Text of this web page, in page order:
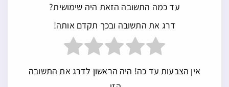
עד כמה התשובה הזאת היה שימושית?
דרג את התשובה ובכך תקדם אותה!
אין הצבעות עד כה! היה הראשון לדרג את התשובה